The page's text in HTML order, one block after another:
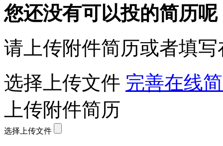
您还没有可以投的简历呢
请上传附件简历或者填
选择上传文件 完善在线
上传附件简历
选择上传文件